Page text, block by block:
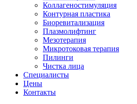
Коллагеностимуляция
Контурная пластика
Биоревитализация
Плазмолифтинг
Мезотерапия
Микротоковая терапия
Пилинги
Чистка лица
Специалисты
Цены
Контакты